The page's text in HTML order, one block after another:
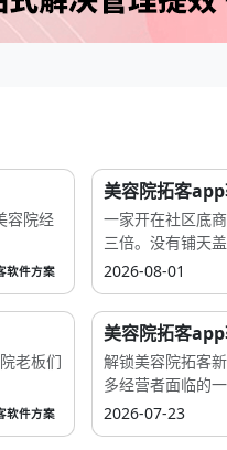
容院经
软件方案
美容院拓客
一家开在社区底
三倍。没有铺天
2026-08-01
老板们
软件方案
美容院拓客
解锁美容院拓客
多经营者面临的
2026-07-23